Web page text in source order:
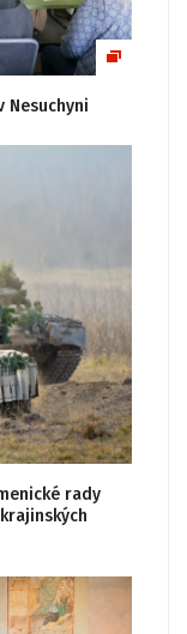
Nesuchyni
rady